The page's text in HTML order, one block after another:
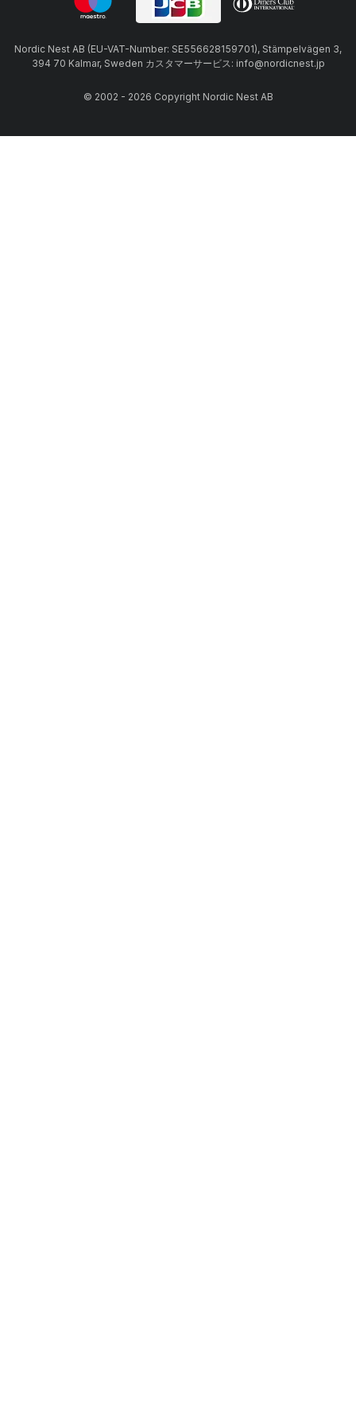
Nordic Nest AB (EU-VAT-Number: SE556628159701), Stämpelvägen 3,
394 70 Kalmar, Sweden カスタマーサービス: info@nordicnest.jp
© 2002 - 2026 Copyright Nordic Nest AB